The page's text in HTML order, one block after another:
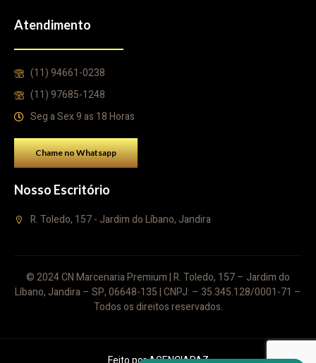
Atendimento
(11) 94661-0238
(11) 97685-1248
Seg a Sex 9 as 18 Horas
Chame no Whatsapp
Nosso Escritório
R. Toledo, 157 - Jardim do Líbano, Jandira
© 2024 CN Marcenaria Premium | R. Toledo, 157 – Jardim do
Líbano, Jandira – SP, 06648-135 | CNPJ: – 35.345.128/0001-71 –
Todos os direitos reservados.